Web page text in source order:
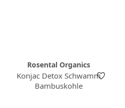
Rosental Organics
Konjac Detox Schwamm
Bambuskohle